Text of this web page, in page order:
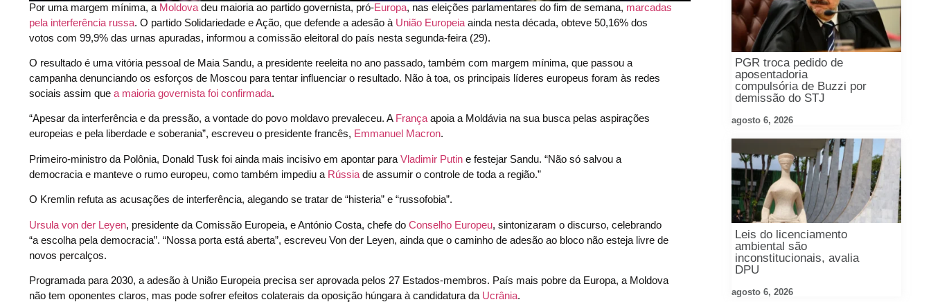
Por uma margem mínima, a Moldova deu maioria ao partido governista, pró-Europa, nas eleições parlamentares do fim de semana, marcadas
pela interferência russa. O partido Solidariedade e Ação, que defende a adesão à União Europeia ainda nesta década, obteve 50,16% dos
votos com 99,9% das urnas apuradas, informou a comissão eleitoral do país nesta segunda-feira (29).
O resultado é uma vitória pessoal de Maia Sandu, a presidente reeleita no ano passado, também com margem mínima, que passou a
campanha denunciando os esforços de Moscou para tentar influenciar o resultado. Não à toa, os principais líderes europeus foram às redes
sociais assim que a maioria governista foi confirmada.
“Apesar da interferência e da pressão, a vontade do povo moldavo prevaleceu. A França apoia a Moldávia na sua busca pelas aspirações
europeias e pela liberdade e soberania”, escreveu o presidente francês, Emmanuel Macron.
Primeiro-ministro da Polônia, Donald Tusk foi ainda mais incisivo em apontar para Vladimir Putin e festejar Sandu. “Não só salvou a
democracia e manteve o rumo europeu, como também impediu a Rússia de assumir o controle de toda a região.”
O Kremlin refuta as acusações de interferência, alegando se tratar de “histeria” e “russofobia”.
Ursula von der Leyen, presidente da Comissão Europeia, e António Costa, chefe do Conselho Europeu, sintonizaram o discurso, celebrando
“a escolha pela democracia”. “Nossa porta está aberta”, escreveu Von der Leyen, ainda que o caminho de adesão ao bloco não esteja livre de
novos percalços.
Programada para 2030, a adesão à União Europeia precisa ser aprovada pelos 27 Estados-membros. País mais pobre da Europa, a Moldova
não tem oponentes claros, mas pode sofrer efeitos colaterais da oposição húngara à candidatura da Ucrânia.
PGR troca pedido de
aposentadoria
compulsória de Buzzi por
demissão do STJ
agosto 6, 2026
Leis do licenciamento
ambiental são
inconstitucionais, avalia
DPU
agosto 6, 2026